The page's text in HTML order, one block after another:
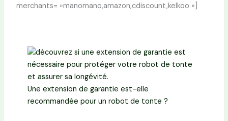
merchants= »manomano,amazon,cdiscount,kelkoo »]
Une extension de garantie est-elle
recommandée pour un robot de tonte ?